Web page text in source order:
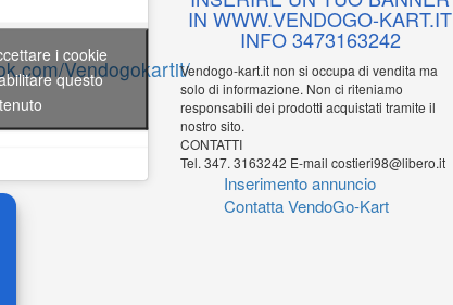
Vendogokartit/
i cookie
questo
IN WWW.VENDOGO-KART.IT
INFO 3473163242
Vendogo-kart.it non si occupa di vendita ma
solo di informazione. Non ci riteniamo
responsabili dei prodotti acquistati tramite il
nostro sito.
CONTATTI
Tel. 347. 3163242 E-mail costieri98@libero.it
Inserimento annuncio
Contatta VendoGo-Kart